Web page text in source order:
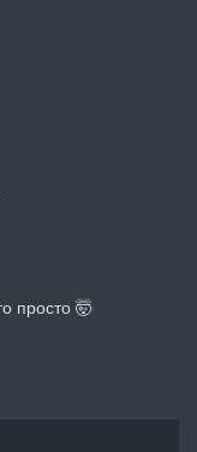
просто 🤯